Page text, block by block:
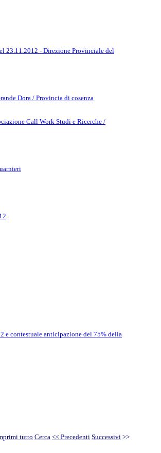
23.11.2012 - Direzione Provinciale del
Dora / Provincia di cosenza
Call Work Studi e Ricerche /
e contestuale anticipazione del 75% della
tutto Cerca << Precedenti Successivi >>